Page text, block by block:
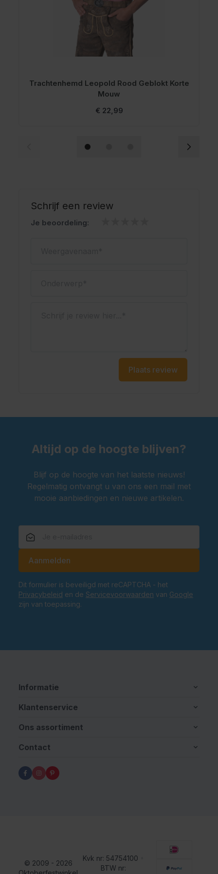
Trachtenhemd Leopold Rood Geblokt Korte
Mouw
€ 22,99
Schrijf een review
Je beoordeling:
Plaats review
Altijd op de hoogte blijven?
Blijf op de hoogte van het laatste nieuws!
Regelmatig ontvangt u van ons een mail met
mooie aanbiedingen en nieuwe artikelen.
Aanmelden
Dit formulier is beveiligd met reCAPTCHA - het
Privacybeleid en de Servicevoorwaarden van Google
zijn van toepassing.
Informatie
Klantenservice
Ons assortiment
Contact
© 2009 - 2026
Kvk nr: 54754100
BTW nr: